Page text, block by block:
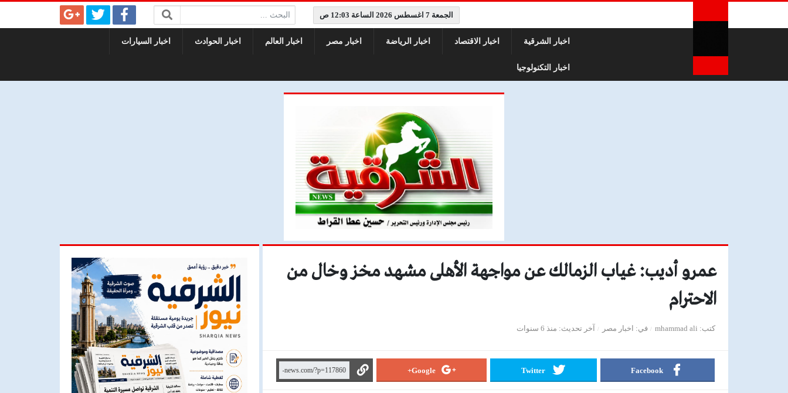
الجمعة 7 اغسطس 2026 الساعة 12:03 ص البحث:
اخبار الشرقية اخبار الاقتصاد اخبار الرياضة اخبار مصر اخبار العالم اخبار الحوادث اخبار السيارات
اخبار التكنولوجيا
عمرو أديب: غياب الزمالك عن مواجهة الأهلى مشهد مخز وخال من
الاحترام
كتب mhammad ali في اخبار مصر آخر تحديث منذ 6 سنوات
Facebook
Twitter
Google+